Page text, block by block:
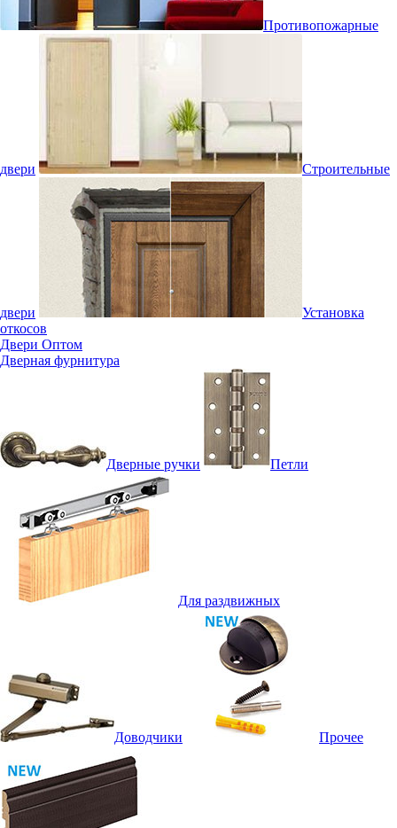
Противопожарные
двери Строительные
двери
Установка
откосов
Двери Оптом
Дверная фурнитура
Дверные ручки Петли
Для раздвижных
Доводчики Прочее